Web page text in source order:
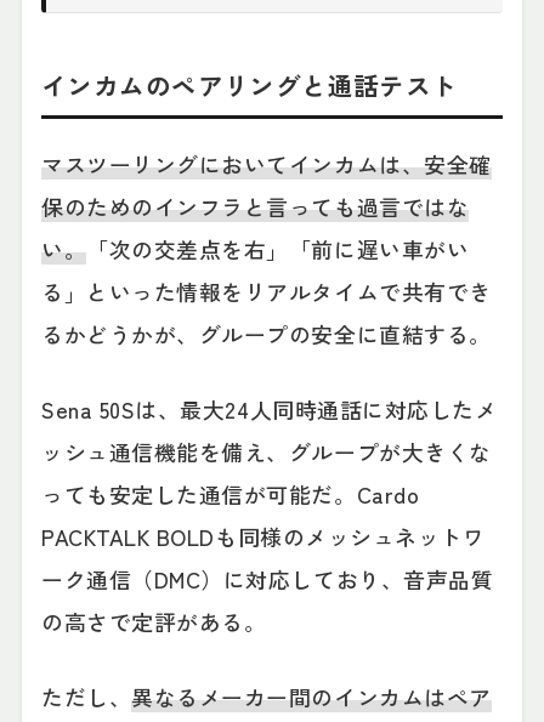
インカムのペアリングと通話テスト
マスツーリングにおいてインカムは、安全確
保のためのインフラと言っても過言ではな
い。 「次の交差点を右」「前に遅い車がい
る」といった情報をリアルタイムで共有でき
るかどうかが、グループの安全に直結する。
Sena 50Sは、最大24人同時通話に対応したメ
ッシュ通信機能を備え、グループが大きくな
っても安定した通信が可能だ。Cardo
PACKTALK BOLDも同様のメッシュネットワ
ーク通信（DMC）に対応しており、音声品質
の高さで定評がある。
ただし、異なるメーカー間のインカムはペア